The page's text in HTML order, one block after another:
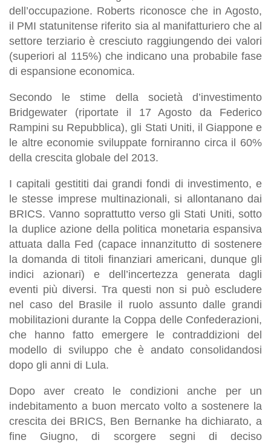
dell’occupazione. Roberts riconosce che in Agosto,
il PMI statunitense riferito sia al manifatturiero che al
settore terziario è cresciuto raggiungendo dei valori
(superiori al 115%) che indicano una probabile fase
di espansione economica.
Secondo le stime della società d’investimento
Bridgewater (riportate il 17 Agosto da Federico
Rampini su Repubblica), gli Stati Uniti, il Giappone e
le altre economie sviluppate forniranno circa il 60%
della crescita globale del 2013.
I capitali gestititi dai grandi fondi di investimento, e
le stesse imprese multinazionali, si allontanano dai
BRICS. Vanno soprattutto verso gli Stati Uniti, sotto
la duplice azione della politica monetaria espansiva
attuata dalla Fed (capace innanzitutto di sostenere
la domanda di titoli finanziari americani, dunque gli
indici azionari) e dell’incertezza generata dagli
eventi più diversi. Tra questi non si può escludere
nel caso del Brasile il ruolo assunto dalle grandi
mobilitazioni durante la Coppa delle Confederazioni,
che hanno fatto emergere le contraddizioni del
modello di sviluppo che è andato consolidandosi
dopo gli anni di Lula.
Dopo aver creato le condizioni anche per un
indebitamento a buon mercato volto a sostenere la
crescita dei BRICS, Ben Bernanke ha dichiarato, a
fine Giugno, di scorgere segni di deciso